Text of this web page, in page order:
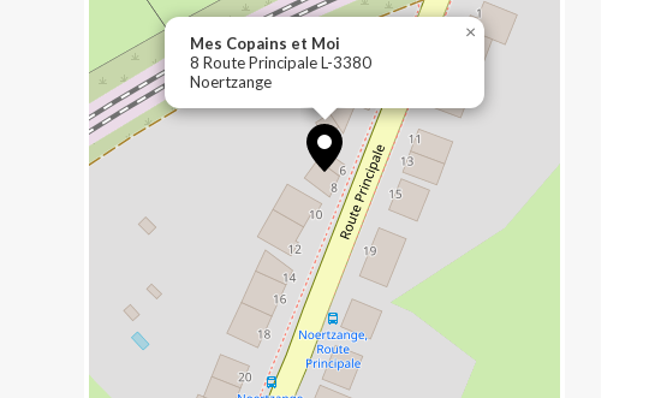
Mes Copains et Moi
8 Route Principale L-3380
Noertzange
×